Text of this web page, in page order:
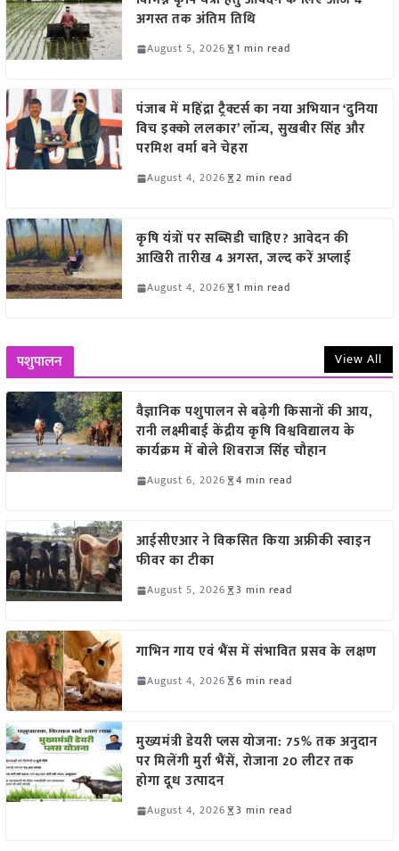
अगस्त तक अंतिम तिथि
August 5, 2026 1 min read
पंजाब में महिंद्रा ट्रैक्टर्स का नया अभियान ‘दुनिया
विच इक्को ललकार’ लॉन्च, सुखबीर सिंह और
परमिश वर्मा बने चेहरा
August 4, 2026 2 min read
कृषि यंत्रों पर सब्सिडी चाहिए? आवेदन की
आखिरी तारीख 4 अगस्त, जल्द करें अप्लाई
August 4, 2026 1 min read
पशुपालन View All
वैज्ञानिक पशुपालन से बढ़ेगी किसानों की आय,
रानी लक्ष्मीबाई केंद्रीय कृषि विश्वविद्यालय के
कार्यक्रम में बोले शिवराज सिंह चौहान
August 6, 2026 4 min read
आईसीएआर ने विकसित किया अफ्रीकी स्वाइन
फीवर का टीका
August 5, 2026 3 min read
गाभिन गाय एवं भैंस में संभावित प्रसव के लक्षण
August 4, 2026 6 min read
मुख्यमंत्री डेयरी प्लस योजना: 75% तक अनुदान
पर मिलेंगी मुर्रा भैंसें, रोजाना 20 लीटर तक
होगा दूध उत्पादन
August 4, 2026 3 min read